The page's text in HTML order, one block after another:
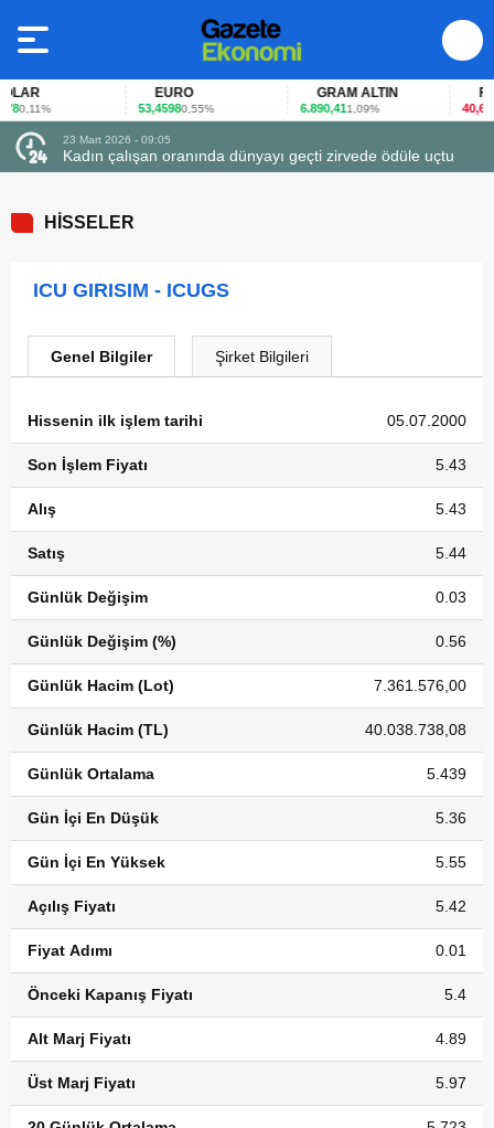
0,11%
EURO
53,45980,55%
GRAM ALTIN
6.890,411,09%
FAİZ
40,65-
23 Mart 2026 - 09:05
Kadın çalışan oranında dünyayı geçti zirvede ödüle uçtu
HİSSELER
ICU GIRISIM - ICUGS
Genel Bilgiler Şirket Bilgileri
Hissenin ilk işlem tarihi 05.07.2000
Son İşlem Fiyatı 5.43
Alış 5.43
Satış 5.44
Günlük Değişim 0.03
Günlük Değişim (%) 0.56
Günlük Hacim (Lot) 7.361.576,00
Günlük Hacim (TL) 40.038.738,08
Günlük Ortalama 5.439
Gün İçi En Düşük 5.36
Gün İçi En Yüksek 5.55
Açılış Fiyatı 5.42
Fiyat Adımı 0.01
Önceki Kapanış Fiyatı 5.4
Alt Marj Fiyatı 4.89
Üst Marj Fiyatı 5.97